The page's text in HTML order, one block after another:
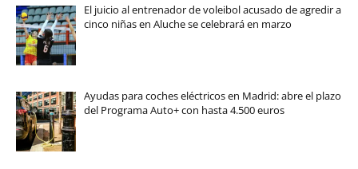
El juicio al entrenador de voleibol acusado de agredir a
cinco niñas en Aluche se celebrará en marzo
Ayudas para coches eléctricos en Madrid: abre el plazo
del Programa Auto+ con hasta 4.500 euros